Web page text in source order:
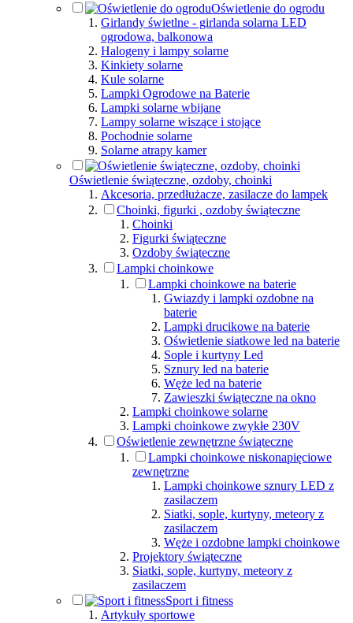
Oświetlenie do ogrodu
Girlandy świetlne - girlanda solarna LED
ogrodowa, balkonowa
Halogeny i lampy solarne
Kinkiety solarne
Kule solarne
Lampki Ogrodowe na Baterie
Lampki solarne wbijane
Lampy solarne wiszące i stojące
Pochodnie solarne
Solarne atrapy kamer
Oświetlenie świąteczne, ozdoby, choinki
Akcesoria, przedłużacze, zasilacze do lampek
Choinki, figurki , ozdoby świąteczne
Choinki
Figurki świąteczne
Ozdoby świąteczne
Lampki choinkowe
Lampki choinkowe na baterie
Gwiazdy i lampki ozdobne na
baterie
Lampki drucikowe na baterie
Oświetlenie siatkowe led na baterie
Sople i kurtyny Led
Sznury led na baterie
Węże led na baterie
Zawieszki świąteczne na okno
Lampki choinkowe solarne
Lampki choinkowe zwykłe 230V
Oświetlenie zewnętrzne świąteczne
Lampki choinkowe niskonapięciowe
zewnętrzne
Lampki choinkowe sznury LED z
zasilaczem
Siatki, sople, kurtyny, meteory z
zasilaczem
Węże i ozdobne lampki choinkowe
Projektory świąteczne
Siatki, sople, kurtyny, meteory z
zasilaczem
Sport i fitness
Artykuły sportowe